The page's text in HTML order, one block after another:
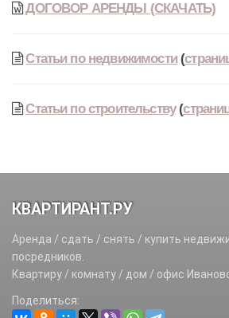
ДОГОВОР АРЕНДЫ (СКАЧАТЬ)
Статьи по недвижимости(
Статьи по строительству(
КВАРТИРАНТ.РУ
Аренда / сдать / снять / купить
посредников.
Квартиру / комнату / дом / офис
Поделиться: